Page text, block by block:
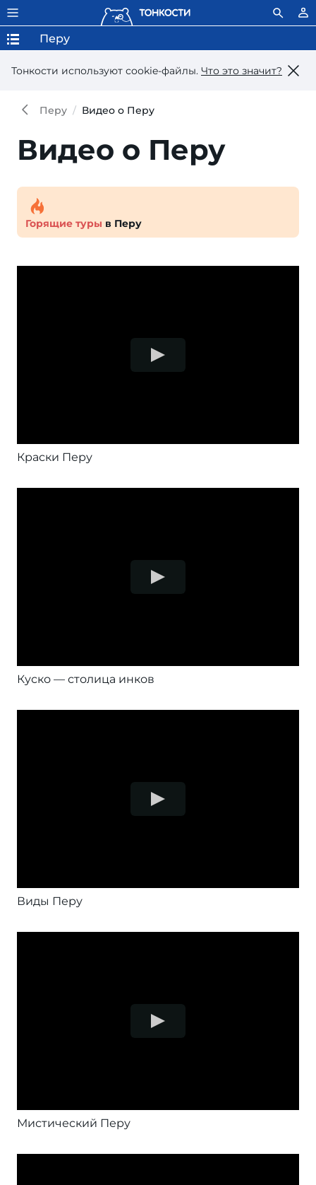
Тонкости используют сookie-файлы. Что это значит?
Перу
Перу Видео о Перу
Видео о Перу
Горящие туры в Перу
Краски Перу
Куско — столица инков
Виды Перу
Мистический Перу